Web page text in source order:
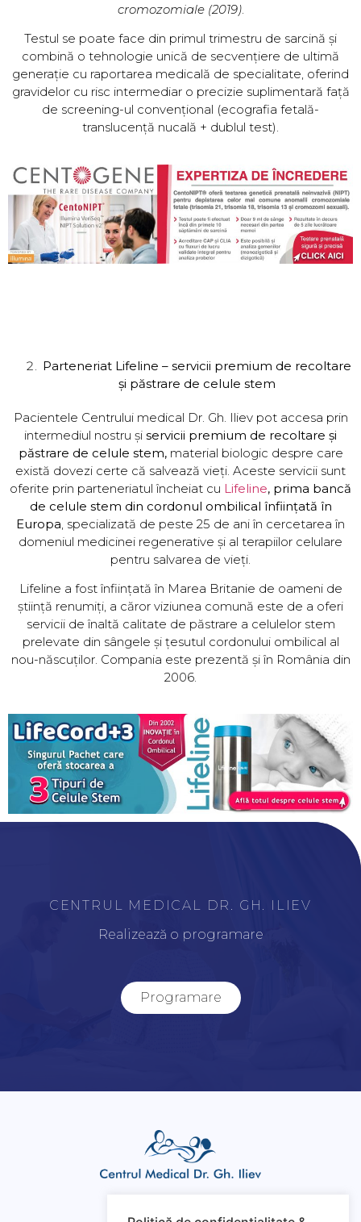
cromozomiale (2019).
Testul se poate face din primul trimestru de sarcină și
combină o tehnologie unică de secvențiere de ultimă
generație cu raportarea medicală de specialitate, oferind
gravidelor cu risc intermediar o precizie suplimentară față
de screening-ul convențional (ecografia fetală-
translucență nucală + dublul test).
Parteneriat Lifeline – servicii premium de recoltare
și păstrare de celule stem
Pacientele Centrului medical Dr. Gh. Iliev pot accesa prin
intermediul nostru și servicii premium de recoltare și
păstrare de celule stem, material biologic despre care
există dovezi certe că salvează vieți. Aceste servicii sunt
oferite prin parteneriatul încheiat cu Lifeline, prima bancă
de celule stem din cordonul ombilical înființată în
Europa , specializată de peste 25 de ani în cercetarea în
domeniul medicinei regenerative și al terapiilor celulare
pentru salvarea de vieți.
Lifeline a fost înființată în Marea Britanie de oameni de
știință renumiți, a căror viziunea comună este de a oferi
servicii de înaltă calitate de păstrare a celulelor stem
prelevate din sângele și țesutul cordonului ombilical al
nou-născuților. Compania este prezentă și în România din
2006.
CENTRUL MEDICAL DR. GH. ILIEV
Realizează o programare
Programare